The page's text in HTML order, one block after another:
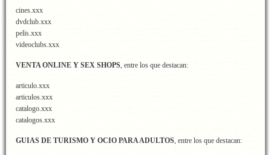
cines.xxx
dvdclub.xxx
pelis.xxx
videoclubs.xxx
VENTA ONLINE Y SEX SHOPS, entre los que destacan:
articulo.xxx
articulos.xxx
catalogo.xxx
catalogos.xxx
GUIAS DE TURISMO Y OCIO PARA ADULTOS, entre los que destacan: